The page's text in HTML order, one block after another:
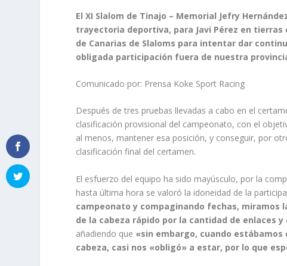
El XI Slalom de Tinajo – Memorial Jefry
trayectoria deportiva, para Javi Pérez en
de Canarias de Slaloms para intentar dar
obligada participación fuera de nuestra
Comunicado por: Prensa Koke Sport Racing
Después de tres pruebas llevadas a cabo en el
clasificación provisional del campeonato, con el
al menos, mantener esa posición, y conseguir, por
clasificación final del certamen.
El esfuerzo del equipo ha sido mayúsculo, por la
hasta última hora se valoró la idoneidad de la
campeonato y compaginando fechas, miramos
de la cabeza rápido por la cantidad de enlaces
añadiendo que «sin embargo, cuando estábamos
cabeza, casi nos «obligó» a estar, por lo que